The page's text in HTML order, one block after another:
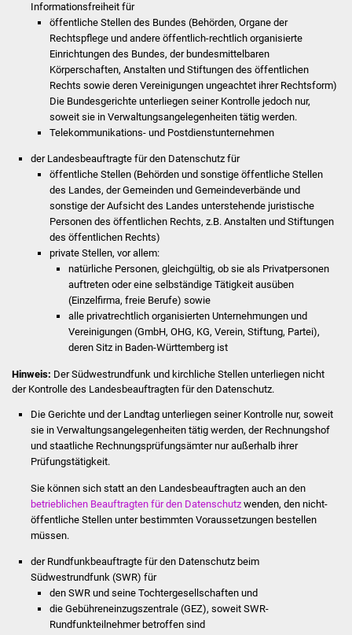
Partnerstädte
Projekte
Schulentwicklung Bizet
Sanierung Hallenbad
Sanierung Bizethalle
Ortsentwicklung
Bürger & Service
Was erledige ich wo
Dienstleistungen
Lebenslagen
Formulare
Bildung
Kindergärten
Kolping-Musikschule
Informationsfreiheit für
öffentliche Stellen des Bundes (Behörden, Organe der
Rechtspflege und andere öffentlich-rechtlich organisierte
Einrichtungen des Bundes, der bundesmittelbaren
Körperschaften, Anstalten und Stiftungen des öffentlichen
Rechts sowie deren Vereinigungen ungeachtet ihrer Rechtsform)
Die Bundesgerichte unterliegen seiner Kontrolle jedoch nur,
soweit sie in Verwaltungsangelegenheiten tätig werden.
Telekommunikations- und Postdienstunternehmen
der Landesbeauftragte für den Datenschutz für
öffentliche Stellen (Behörden und sonstige öffentliche Stellen
des Landes, der Gemeinden und Gemeindeverbände und
sonstige der Aufsicht des Landes unterstehende juristische
Personen des öffentlichen Rechts, z.B. Anstalten und Stiftungen
des öffentlichen Rechts)
private Stellen, vor allem:
natürliche Personen, gleichgültig, ob sie als Privatpersonen
auftreten oder eine selbständige Tätigkeit ausüben
(Einzelfirma, freie Berufe) sowie
alle privatrechtlich organisierten Unternehmungen und
Vereinigungen (GmbH, OHG, KG, Verein, Stiftung, Partei),
deren Sitz in Baden-Württemberg ist
Hinweis: Der Südwestrundfunk und kirchliche Stellen unterliegen nicht
der Kontrolle des Landesbeauftragten für den Datenschutz.
Die Gerichte und der Landtag unterliegen seiner Kontrolle nur, soweit
sie in Verwaltungsangelegenheiten tätig werden, der Rechnungshof
und staatliche Rechnungsprüfungsämter nur außerhalb ihrer
Prüfungstätigkeit.
Sie können sich statt an den Landesbeauftragten auch an den
betrieblichen Beauftragten für den Datenschutzwenden, den nicht-
öffentliche Stellen unter bestimmten Voraussetzungen bestellen
müssen.
der Rundfunkbeauftragte für den Datenschutz beim
Südwestrundfunk (SWR) für
den SWR und seine Tochtergesellschaften und
die Gebühreneinzugszentrale (GEZ), soweit SWR-
Rundfunkteilnehmer betroffen sind